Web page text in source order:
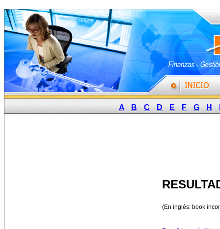
A B C D E F G H
(En inglés: book